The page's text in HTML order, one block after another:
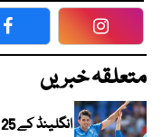
Facebook
متعلقہ خبریں